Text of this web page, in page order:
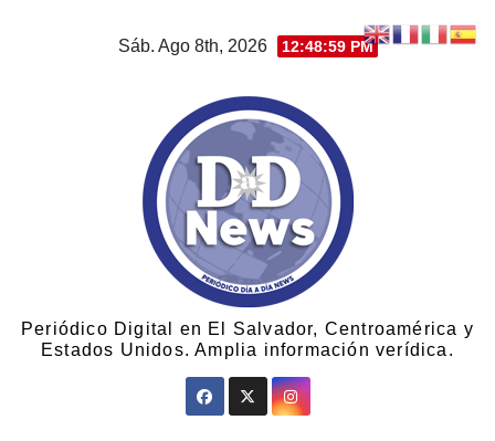
Sáb. Ago 8th, 2026 12:49:00 PM
Periódico Digital en El Salvador, Centroamérica y
Estados Unidos. Amplia información verídica.